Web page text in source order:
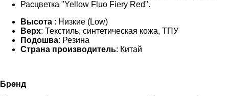
Расцветка "Yellow Fluo Fiery Red".
Высота : Низкие (Low)
Верх: Текстиль, синтетическая кожа, ТПУ
Подошва: Резина
Страна производитель: Китай
Бренд